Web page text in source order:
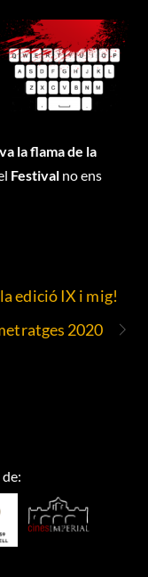
la flama de la
Festival no ens
edició IX i mig!
2020